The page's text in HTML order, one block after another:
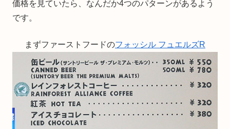
価格を見ていたら、なんだか4つのパターンがあるよう
です。
まずファーストフードのフォッシル フュエルズR